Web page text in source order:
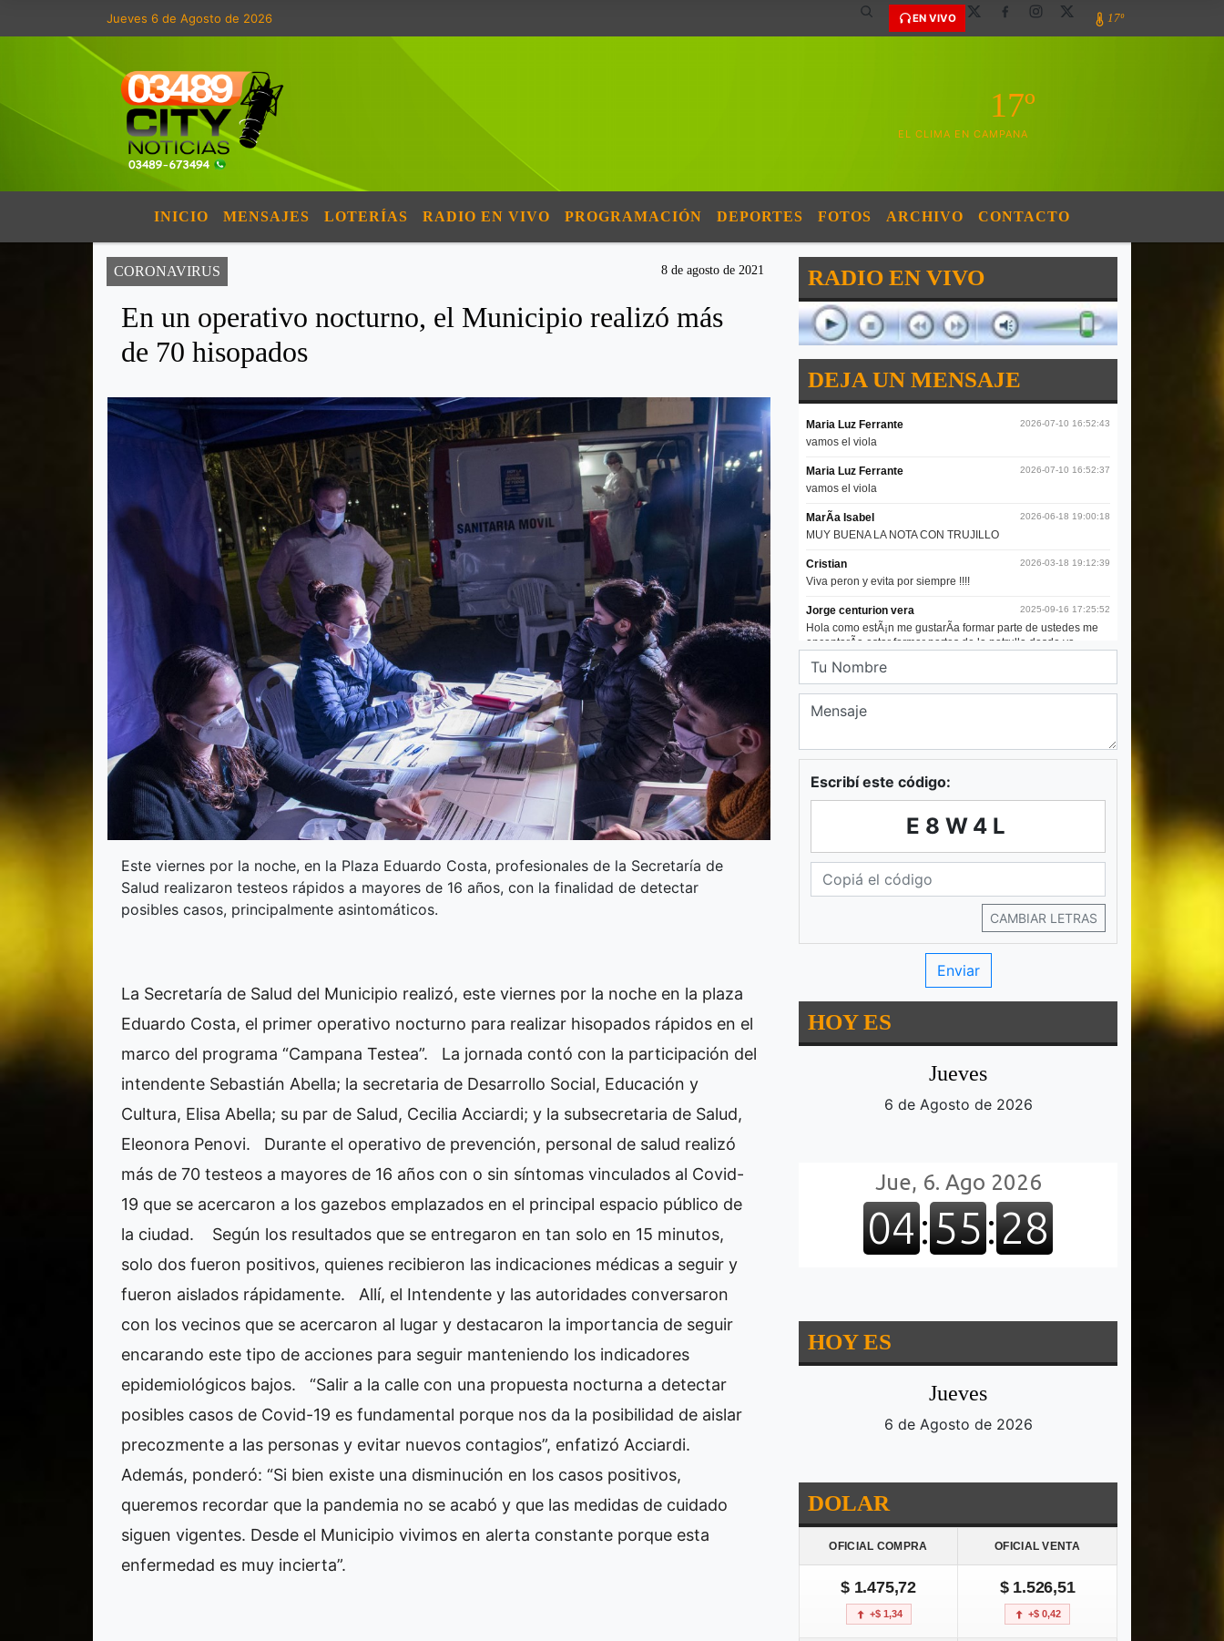
Jueves 6 de Agosto de 2026 EN VIVO 17º
17º
EL CLIMA EN CAMPANA
INICIO MENSAJES LOTERÍAS RADIO EN VIVO PROGRAMACIÓN DEPORTES FOTOS ARCHIVO CONTACTO
CORONAVIRUS 8 de agosto de 2021
En un operativo nocturno, el Municipio realizó más
de 70 hisopados
Este viernes por la noche, en la Plaza Eduardo Costa, profesionales de la Secretaría de
Salud realizaron testeos rápidos a mayores de 16 años, con la finalidad de detectar
posibles casos, principalmente asintomáticos.
La Secretaría de Salud del Municipio realizó, este viernes por la noche en la plaza
Eduardo Costa, el primer operativo nocturno para realizar hisopados rápidos en el
marco del programa “Campana Testea”.
La jornada contó con la participación del
intendente Sebastián Abella; la secretaria de Desarrollo Social, Educación y
Cultura, Elisa Abella; su par de Salud, Cecilia Acciardi; y la subsecretaria de Salud,
Eleonora Penovi.
Durante el operativo de prevención, personal de salud realizó
más de 70 testeos a mayores de 16 años con o sin síntomas vinculados al Covid-
19 que se acercaron a los gazebos emplazados en el principal espacio público de
la ciudad.
Según los resultados que se entregaron en tan solo en 15 minutos,
solo dos fueron positivos, quienes recibieron las indicaciones médicas a seguir y
fueron aislados rápidamente.
Allí, el Intendente y las autoridades conversaron
con los vecinos que se acercaron al lugar y destacaron la importancia de seguir
encarando este tipo de acciones para seguir manteniendo los indicadores
epidemiológicos bajos.
“Salir a la calle con una propuesta nocturna a detectar
posibles casos de Covid-19 es fundamental porque nos da la posibilidad de aislar
precozmente a las personas y evitar nuevos contagios”, enfatizó Acciardi.
Además, ponderó: “Si bien existe una disminución en los casos positivos,
queremos recordar que la pandemia no se acabó y que las medidas de cuidado
siguen vigentes. Desde el Municipio vivimos en alerta constante porque esta
enfermedad es muy incierta”.
RADIO EN VIVO
DEJA UN MENSAJE
Escribí este código:
E8W4L
CAMBIAR LETRAS
HOY ES
Jueves
6 de Agosto de 2026
HOY ES
Jueves
6 de Agosto de 2026
DOLAR
OFICIAL COMPRA OFICIAL VENTA
$ 1.475,72
+$ 1,34
$ 1.526,51
+$ 0,42